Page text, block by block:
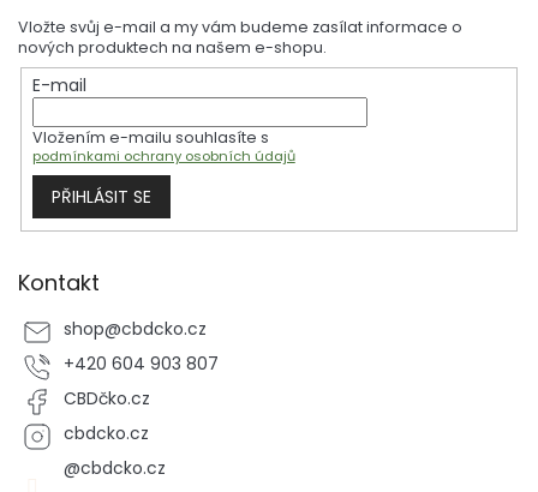
a
c
í
p
r
v
k
ý
Vložte svůj e-mail a my vám budeme zasílat informace o
nových produktech na našem e-shopu.
E-mail
Vložením e-mailu souhlasíte s
podmínkami ochrany osobních údajů
PŘIHLÁSIT SE
Kontakt
shop@cbdcko.cz
+420 604 903 807
CBDčko.cz
cbdcko.cz
@cbdcko.cz